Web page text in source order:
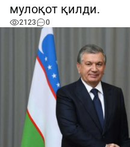
мулоқот қилди.
2123 0